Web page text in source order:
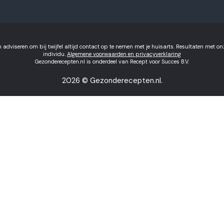
adviseren om bij twijfel altijd contact op te nemen met je huisarts. Resultaten met
individu. Algemene voorwaarden en privacyverklaring
Gezonderecepten.nl is onderdeel van Recept voor Succes B.V.
2026 © Gezonderecepten.nl.